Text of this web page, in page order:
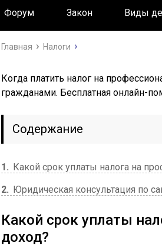
Форум Закон Виды
Главная Налоги
Срок
Когда платить налог на
гражданами. Бесплатная онлайн-
Содержание
1
Какой срок уплаты налога на
2
Юридическая консультация по
Какой срок уплаты
доход?